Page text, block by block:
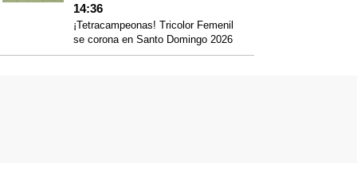
14:36
¡Tetracampeonas! Tricolor Femenil
se corona en Santo Domingo 2026